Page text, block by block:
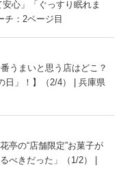
心」「ぐっすり眠れま
チ：2ページ目
うまいと思う店はどこ？
日」！】（2/4） | 兵庫県
亭の“店舗限定”お菓子が
べきだった」（1/2） |